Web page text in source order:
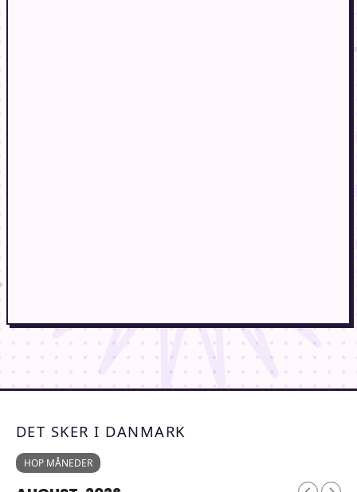
DET SKER I DANMARK
HOP MÅNEDER